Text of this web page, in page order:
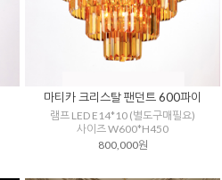
마티카 크리스탈 팬던트 600파이
램프 LED E14*10 (별도구매필요)
사이즈 W600*H450
800,000원